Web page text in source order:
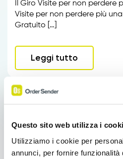
Questo sito web utilizza i
Utilizziamo i cookie per
annunci, per fornire
Il Giro Visite per non perdere
Visite per non perdere più
Gratuito […]
Leggi tutto